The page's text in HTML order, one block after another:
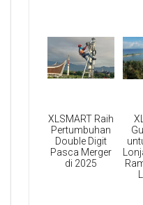
XLSMART Raih
Pertumbuhan
Double Digit
Pasca Merger
di 2025